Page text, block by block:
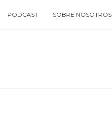
PODCAST SOBRE NOSOTROS